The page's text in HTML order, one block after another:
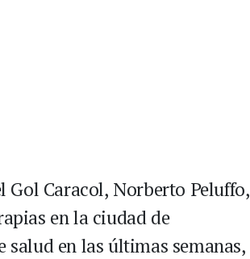
Gol Caracol, Norberto Peluffo,
en la ciudad de
en las últimas semanas,